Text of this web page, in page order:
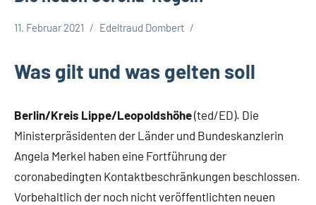
Themen
11. Februar 2021 Edeltraud Dombert
Was gilt und was gelten soll
Berlin/Kreis Lippe/Leopoldshöhe(ted/ED). Die
Ministerpräsidenten der Länder und Bundeskanzlerin
Angela Merkel haben eine Fortführung der
coronabedingten Kontaktbeschränkungen beschlossen.
Vorbehaltlich der noch nicht veröffentlichten neuen